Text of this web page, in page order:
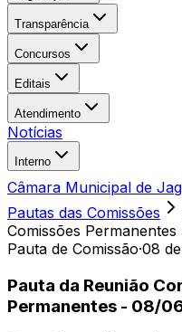
Transparência
Concursos
Editais
Atendimento
Notícias
Interno
Câmara Municipal de
Pautas das Comissões
Comissões
Pauta de Comissão·08
Pauta da Reunião
Permanentes - 08/